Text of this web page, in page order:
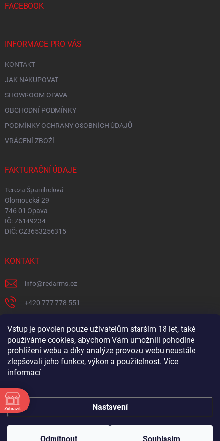
Vstup je povolen pouze uživatelům starším 18 let, také
používáme cookies, abychom Vám umožnili pohodlné
prohlížení webu a díky analýze provozu webu neustále
zlepšovali jeho funkce, výkon a použitelnost. Více
informací
Nastavení
Odmítnout Souhlasím
Chcete navštívit můj showroom? Tak volej 📞 777 778
551 ideálně 2. dny předem, at nejsem na rozvozu. Chci se
FACEBOOK
INFORMACE PRO VÁS
KONTAKT
JAK NAKUPOVAT
SHOWROOM OPAVA
OBCHODNÍ PODMÍNKY
PODMÍNKY OCHRANY OSOBNÍCH ÚDAJŮ
VRÁCENÍ ZBOŽÍ
FAKTURAČNÍ ÚDAJE
Tereza Španihelová
Olomoucká 29
746 01 Opava
IČ: 76149234
DIČ: CZ8653256315
KONTAKT
info@redarms.cz
+420 777 778 551
redarms_cz/
YOUTUBE
Copyright 2026REDARMS.CZ. Všechna práva vyhrazena.Upravit nastavení
Zobrazit